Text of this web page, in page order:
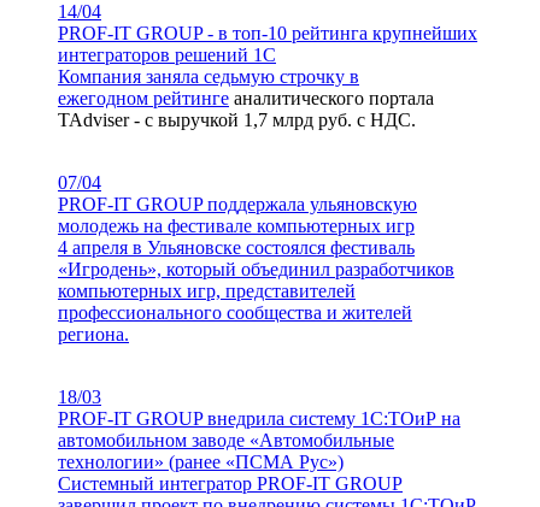
14/04
PROF-IT GROUP - в топ-10 рейтинга крупнейших
интеграторов решений 1С
Компания заняла седьмую строчку в
ежегодном рейтинге аналитического портала
TAdviser - с выручкой 1,7 млрд руб. с НДС.
07/04
PROF-IT GROUP поддержала ульяновскую
молодежь на фестивале компьютерных игр
4 апреля в Ульяновске состоялся фестиваль
«Игродень», который объединил разработчиков
компьютерных игр, представителей
профессионального сообщества и жителей
региона.
18/03
PROF-IT GROUP внедрила систему 1С:ТОиР на
автомобильном заводе «Автомобильные
технологии» (ранее «ПСМА Рус»)
Системный интегратор PROF-IT GROUP